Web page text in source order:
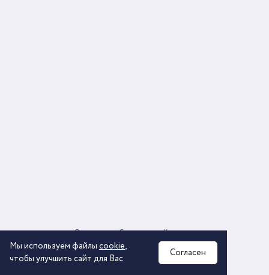
2026 © ООО «КОМОС ГРУПП» «Торговая компания»
О компании Соглашение
Политика обработки персональных данных
Контакты
Мы используем файлы cookie,
чтобы улучшить сайт для Вас
Согласен